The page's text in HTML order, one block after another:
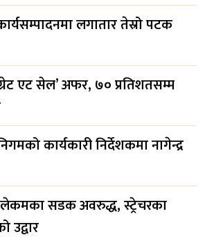
लगातार तेस्रो पटक
एट सेल’ अफर, ७० प्रतिशतसम्म
कार्यकारी निर्देशकमा नागेन्द्र
सडक अवरुद्ध, स्ट्रेचरका
उद्वार